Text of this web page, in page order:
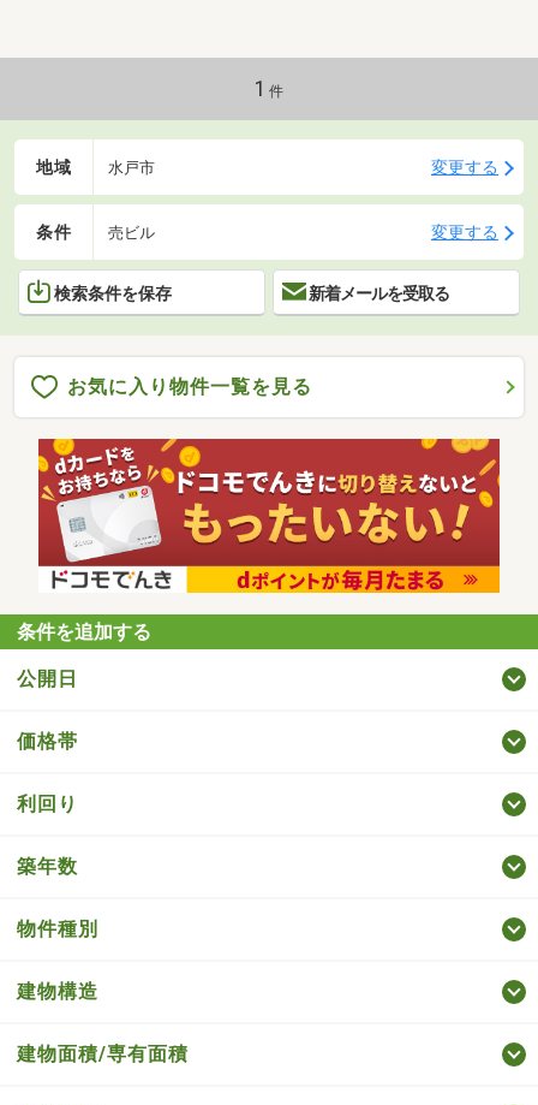
1 件
地域 水戸市 変更する
条件 売ビル 変更する
検索条件を保存 新着メールを受取る
お気に入り物件一覧を見る
条件を追加する
公開日
価格帯
利回り
築年数
物件種別
建物構造
建物面積/専有面積